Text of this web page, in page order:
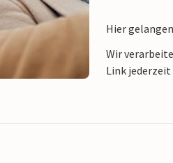
Hier
Wir
Link